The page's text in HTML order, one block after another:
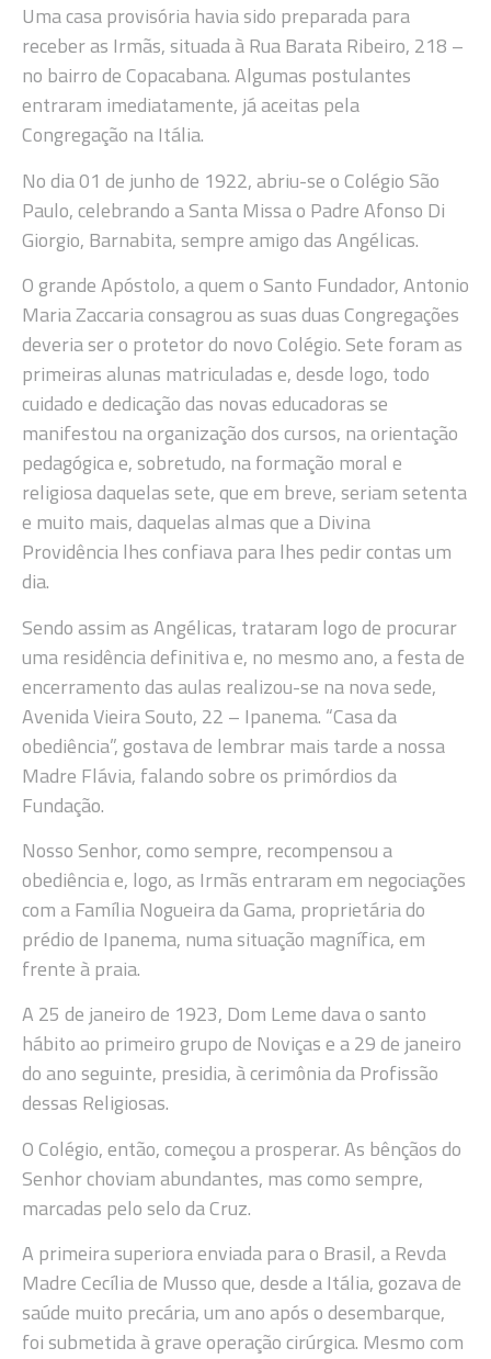
Uma casa provisória havia sido preparada para
receber as Irmãs, situada à Rua Barata Ribeiro, 218 –
no bairro de Copacabana. Algumas postulantes
entraram imediatamente, já aceitas pela
Congregação na Itália.
No dia 01 de junho de 1922, abriu-se o Colégio São
Paulo, celebrando a Santa Missa o Padre Afonso Di
Giorgio, Barnabita, sempre amigo das Angélicas.
O grande Apóstolo, a quem o Santo Fundador, Antonio
Maria Zaccaria consagrou as suas duas Congregações
deveria ser o protetor do novo Colégio. Sete foram as
primeiras alunas matriculadas e, desde logo, todo
cuidado e dedicação das novas educadoras se
manifestou na organização dos cursos, na orientação
pedagógica e, sobretudo, na formação moral e
religiosa daquelas sete, que em breve, seriam setenta
e muito mais, daquelas almas que a Divina
Providência lhes confiava para lhes pedir contas um
dia.
Sendo assim as Angélicas, trataram logo de procurar
uma residência definitiva e, no mesmo ano, a festa de
encerramento das aulas realizou-se na nova sede,
Avenida Vieira Souto, 22 – Ipanema. “Casa da
obediência”, gostava de lembrar mais tarde a nossa
Madre Flávia, falando sobre os primórdios da
Fundação.
Nosso Senhor, como sempre, recompensou a
obediência e, logo, as Irmãs entraram em negociações
com a Família Nogueira da Gama, proprietária do
prédio de Ipanema, numa situação magnífica, em
frente à praia.
A 25 de janeiro de 1923, Dom Leme dava o santo
hábito ao primeiro grupo de Noviças e a 29 de janeiro
do ano seguinte, presidia, à cerimônia da Profissão
dessas Religiosas.
O Colégio, então, começou a prosperar. As bênçãos do
Senhor choviam abundantes, mas como sempre,
marcadas pelo selo da Cruz.
A primeira superiora enviada para o Brasil, a Revda
Madre Cecília de Musso que, desde a Itália, gozava de
saúde muito precária, um ano após o desembarque,
foi submetida à grave operação cirúrgica. Mesmo com